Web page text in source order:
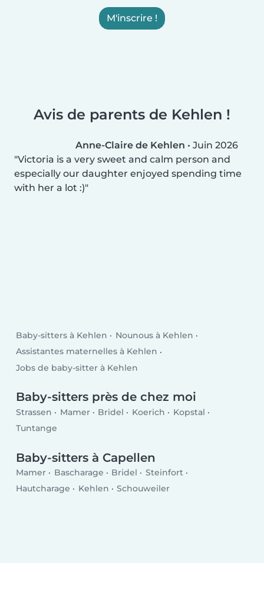
M'inscrire !
Avis de parents de Kehlen !
Anne-Claire de Kehlen • Juin 2026
Victoria is a very sweet and calm person and
especially our daughter enjoyed spending time
with her a lot :)
Baby-sitters à Kehlen
Nounous à Kehlen
Assistantes maternelles à Kehlen
Jobs de baby-sitter à Kehlen
Baby-sitters près de chez moi
Strassen Mamer Bridel Koerich
Kopstal
Tuntange
Baby-sitters à Capellen
Mamer Bascharage Bridel
Steinfort
Hautcharage
Kehlen Schouweiler